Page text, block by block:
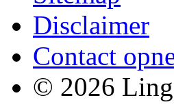
Disclaimer
Contact
© 2026